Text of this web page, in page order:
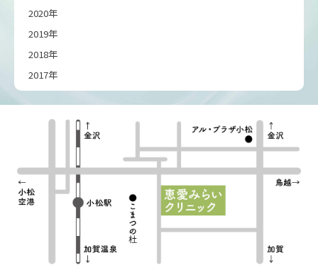
2020年
2019年
2018年
2017年